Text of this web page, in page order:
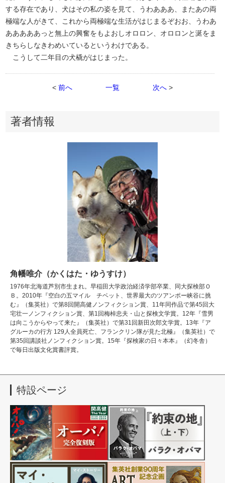
する存在であり、犬はその私の姿を見て、うわあああ、またあの両
極端な人がきて、これから両極端な生活がはじまるぞおお、うわあ
あああああっと無上の興奮をもよおしオロロン、オロロンと涎をま
きちらしなきわめいているというわけである。
こうして二年目の犬橇がはじまった。
< 前へ 一覧 次へ >
著者情報
角幡唯介（かくはた・ゆうすけ）
1976年北海道芦別市生まれ。早稲田大学政治経済学部卒業、同大探検部Ｏ
Ｂ。2010年『空白の五マイル チベット、世界最大のツアンポー峡谷に挑
む』（集英社）で第8回開高健ノンフィクション賞、11年同作品で第45回大
宅壮一ノンフィクション賞、第1回梅棹忠夫・山と探検文学賞。12年『雪男
は向こうからやって来た』（集英社）で第31回新田次郎文学賞。13年『ア
グルーカの行方 129人全員死亡、フランクリン隊が見た北極』（集英社）で
第35回講談社ノンフィクション賞。15年『探検家の日々本本』（幻冬舎）
で毎日出版文化賞書評賞。
特設ページ